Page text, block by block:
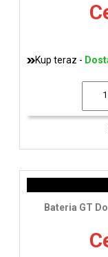
Kup teraz -
Bateria GT